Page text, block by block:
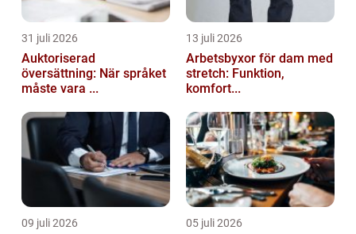
31 juli 2026
Auktoriserad
översättning: När språket
måste vara ...
13 juli 2026
Arbetsbyxor för dam med
stretch: Funktion,
komfort...
09 juli 2026 05 juli 2026